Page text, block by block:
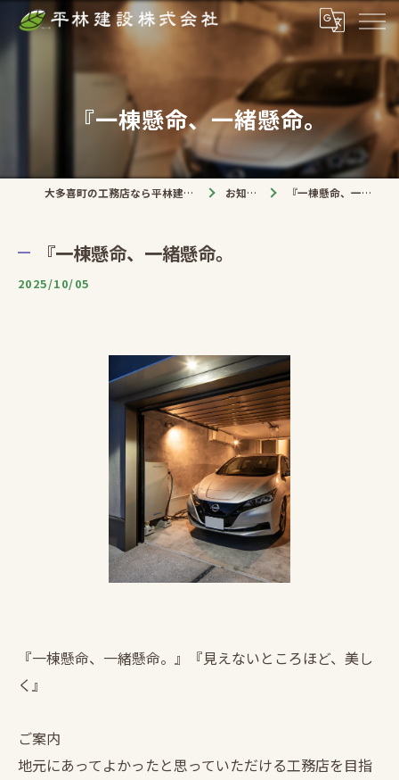
『一棟懸命、一緒懸命。
大多喜町の工務店なら平林建設株式会社 お知らせ 『一棟懸命、一緒懸命。
『一棟懸命、一緒懸命。
2025/10/05
『一棟懸命、一緒懸命。』『見えないところほど、美し
く』
ご案内
地元にあってよかったと思っていただける工務店を目指